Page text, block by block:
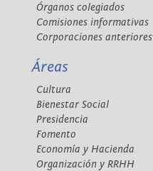
Órganos colegiados
Comisiones informativas
Corporaciones anteriores
Áreas
Cultura
Bienestar Social
Presidencia
Fomento
Economía y Hacienda
Organización y RRHH